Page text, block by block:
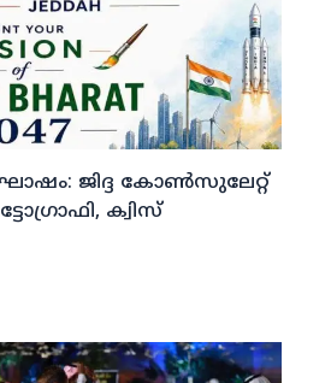
ജിദ്ദ കോണ്‍സുലേറ്റ്
ക്വിസ്